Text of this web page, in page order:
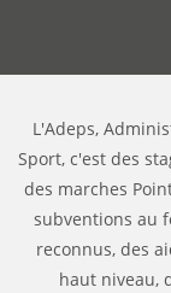
L'Adeps,
Sport, c'est des
des marches
subventions au
reconnus, des
haut niveau,